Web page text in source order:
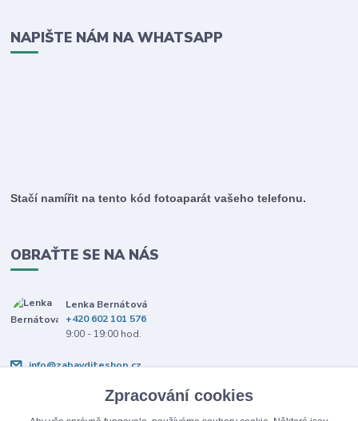
NAPIŠTE NÁM NA WHATSAPP
Stačí namířit na tento kód fotoaparát vašeho telefonu.
OBRAŤTE SE NA NÁS
Lenka Bernátová
+420 602 101 576
9:00 - 19:00 hod.
info@zabavditeshop.cz
Zpracování cookies